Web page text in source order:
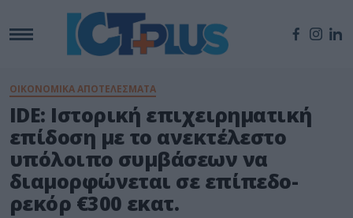
ΟΙΚΟΝΟΜΙΚΑ ΑΠΟΤΕΛΕΣΜΑΤΑ
IDE: Ιστορική επιχειρηματική
επίδοση με το ανεκτέλεστο
υπόλοιπο συμβάσεων να
διαμορφώνεται σε επίπεδο-
ρεκόρ €300 εκατ.